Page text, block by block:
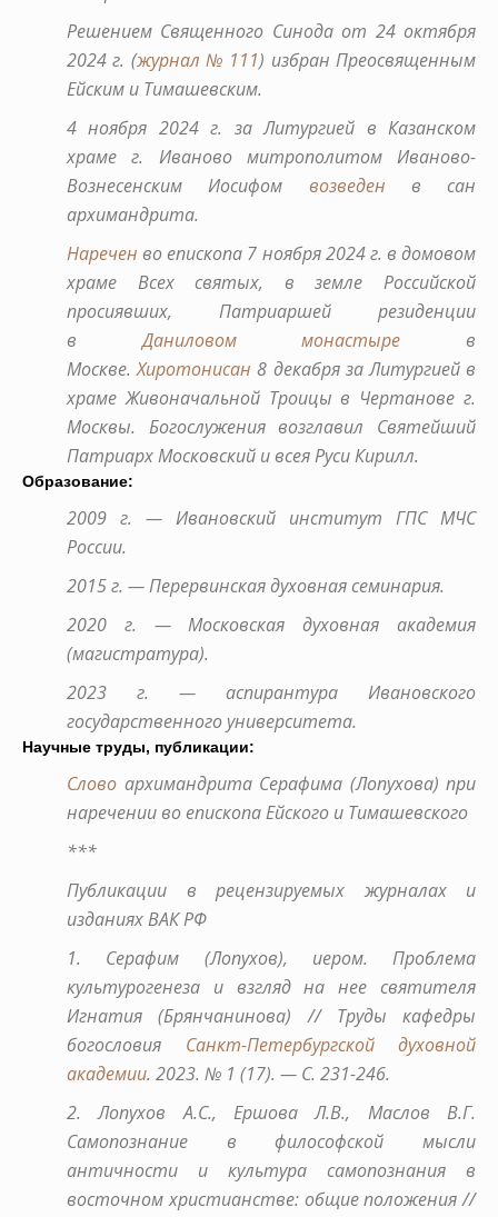
Решением Священного Синода от 24 октября
2024 г. (журнал № 111) избран Преосвященным
Ейским и Тимашевским.
4 ноября 2024 г. за Литургией в Казанском
храме г. Иваново митрополитом Иваново-
Вознесенским Иосифом возведен в сан
архимандрита.
Наречен во епископа 7 ноября 2024 г. в домовом
храме Всех святых, в земле Российской
просиявших, Патриаршей резиденции
вДаниловом монастыре в
Москве.Хиротонисан 8 декабря за Литургией в
храме Живоначальной Троицы в Чертанове г.
Москвы. Богослужения возглавил Святейший
Патриарх Московский и всея Руси Кирилл.
Образование:
2009 г. — Ивановский институт ГПС МЧС
России.
2015 г. — Перервинская духовная семинария.
2020 г. — Московская духовная академия
(магистратура).
2023 г. — аспирантура Ивановского
государственного университета.
Научные труды, публикации:
Слово архимандрита Серафима (Лопухова) при
наречении во епископа Ейского и Тимашевского
***
Публикации в рецензируемых журналах и
изданиях ВАК РФ
1. Серафим (Лопухов), иером. Проблема
культурогенеза и взгляд на нее святителя
Игнатия (Брянчанинова) // Труды кафедры
богословия Санкт-Петербургской духовной
академии. 2023. № 1 (17). — С. 231-246.
2. Лопухов А.С., Ершова Л.В., Маслов В.Г.
Самопознание в философской мысли
античности и культура самопознания в
восточном христианстве: общие положения //